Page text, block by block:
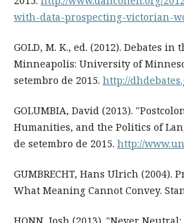
with-data-prospecting-victorian-
GOLD, M. K., ed. (2012). Debates
Minneapolis: University of
setembro de 2015. http://
GOLUMBIA, David (2013).
Humanities, and the Politics of
de setembro de 2015. http://
GUMBRECHT, Hans Ulrich (2004).
What Meaning Cannot Convey.